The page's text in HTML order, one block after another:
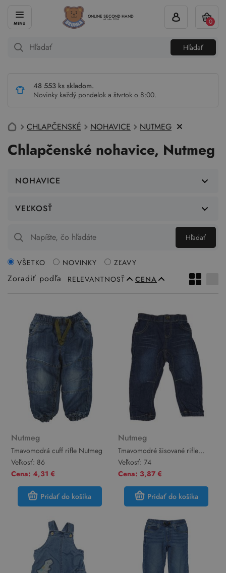
ONLINE SECOND HAND
od roku 2004
Hľadať
0
48 553 ks skladom.
Novinky každý pondelok a štvrtok o 8:00.
CHLAPČENSKÉ NOHAVICE NUTMEG
Chlapčenské nohavice, Nutmeg
NOHAVICE
VEĽKOSŤ
Hľadať
Zoradiť podľa RELEVANTNOSŤ CENA
VŠETKO NOVINKY ZĽAVY
Nutmeg
Tmavomodrá cuff rifle Nutmeg
Veľkosť: 86
Cena: 4,31 €
Pridať do košíka
Nutmeg
Tmavomodré šisované rifle
Nutmeg
Veľkosť: 74
Cena: 3,87 €
Pridať do košíka